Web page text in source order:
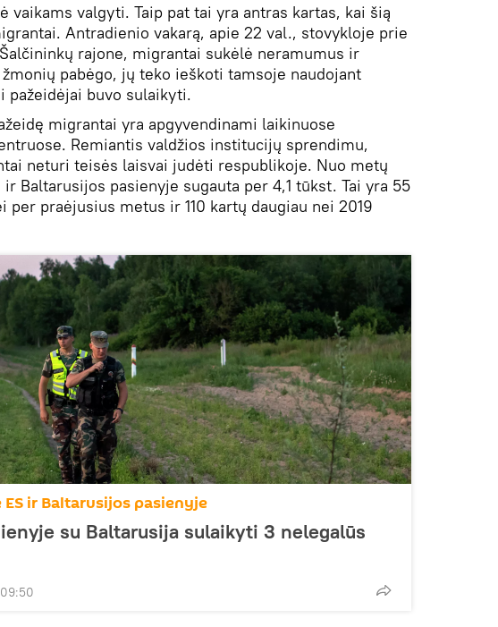
vaikams valgyti. Taip pat tai yra antras kartas, kai šią
Antradienio vakarą, apie 22 val., stovykloje prie
rajone, migrantai sukėlė neramumus ir
pabėgo, jų teko ieškoti tamsoje naudojant
pažeidėjai buvo sulaikyti.
migrantai yra apgyvendinami laikinuose
Remiantis valdžios institucijų sprendimu,
neturi teisės laisvai judėti respublikoje. Nuo metų
Baltarusijos pasienyje sugauta per 4,1 tūkst. Tai yra 55
per praėjusius metus ir 110 kartų daugiau nei 2019
ir Baltarusijos pasienyje
su Baltarusija sulaikyti 3 nelegalūs